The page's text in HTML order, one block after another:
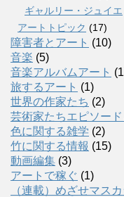
ギャルリー・ジュイエ
アートトピック (17)
障害者とアート (10)
音楽 (5)
音楽アルバムアート
旅するアート (1)
世界の作家たち (2)
芸術家たちエピソー
色に関する雑学 (2)
竹に関する情報 (15)
動画編集 (3)
アートで稼ぐ (1)
（連載）めざせマスカ